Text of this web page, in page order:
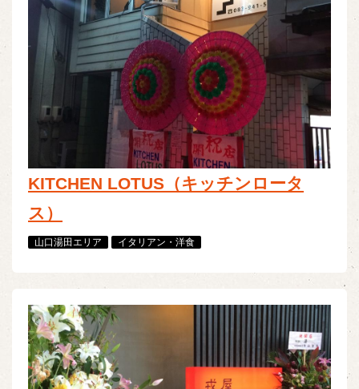
KITCHEN LOTUS（キッチンロータ
ス）
山口湯田エリア イタリアン・洋食